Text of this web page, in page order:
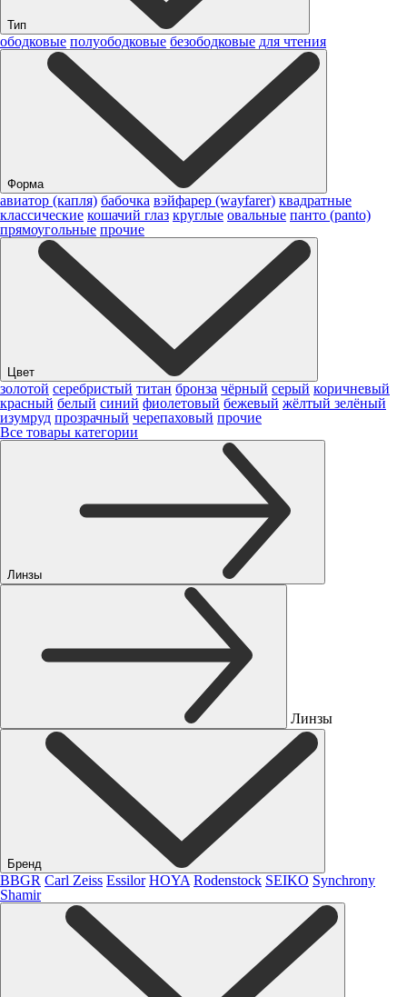
Тип
ободковые полуободковые безободковые для чтения
Форма
авиатор (капля) бабочка вэйфарер (wayfarer) квадратные
классические кошачий глаз круглые овальные панто (panto)
прямоугольные прочие
Цвет
золотой серебристый титан бронза чёрный серый коричневый
красный белый синий фиолетовый бежевый жёлтый зелёный
изумруд прозрачный черепаховый прочие
Все товары категории
Линзы
Линзы
Бренд
BBGR Carl Zeiss Essilor HOYA Rodenstock SEIKO Synchrony
Shamir